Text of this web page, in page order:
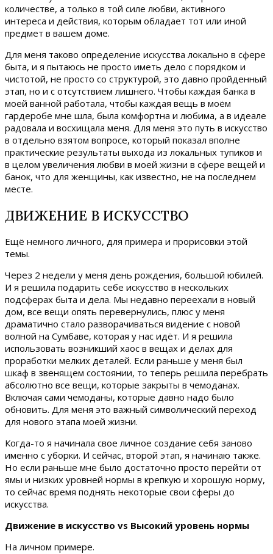
количестве, а только в той силе любви, активного
интереса и действия, которым обладает тот или иной
предмет в вашем доме.
Для меня таково определение искусства локально в сфере
быта, и я пытаюсь не просто иметь дело с порядком и
чистотой, не просто со структурой, это давно пройденный
этап, но и с отсутствием лишнего. Чтобы каждая банка в
моей ванной работала, чтобы каждая вещь в моём
гардеробе мне шла, была комфортна и любима, а в идеале
радовала и восхищала меня. Для меня это путь в искусство
в отдельно взятом вопросе, который показал вполне
практические результаты выхода из локальных тупиков и
в целом увеличения любви в моей жизни в сфере вещей и
банок, что для женщины, как известно, не на последнем
месте.
ДВИЖЕНИЕ В ИСКУССТВО
Ещё немного личного, для примера и прорисовки этой
темы.
Через 2 недели у меня день рождения, большой юбилей.
И я решила подарить себе искусство в нескольких
подсферах быта и дела. Мы недавно переехали в новый
дом, все вещи опять перевернулись, плюс у меня
драматично стало разворачиваться видение с новой
волной на Сумбаве, которая у нас идёт. И я решила
использовать возникший хаос в вещах и делах для
проработки мелких деталей. Если раньше у меня был
шкаф в звенящем состоянии, то теперь решила перебрать
абсолютно все вещи, которые закрыты в чемоданах.
Включая сами чемоданы, которые давно надо было
обновить. Для меня это важный символический переход
для нового этапа моей жизни.
Когда-то я начинала свое личное создание себя заново
именно с уборки. И сейчас, второй этап, я начинаю также.
Но если раньше мне было достаточно просто перейти от
ямы и низких уровней нормы в крепкую и хорошую норму,
то сейчас время поднять некоторые свои сферы до
искусства.
Движение в искусство vs Высокий уровень нормы
На личном примере.